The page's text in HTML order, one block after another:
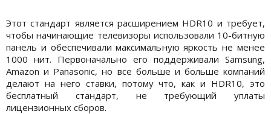
Этот стандарт является расширением HDR10 и требует,
чтобы начинающие телевизоры использовали 10-битную
панель и обеспечивали максимальную яркость не менее
1000 нит. Первоначально его поддерживали Samsung,
Amazon и Panasonic, но все больше и больше компаний
делают на него ставки, потому что, как и HDR10, это
бесплатный стандарт, не требующий уплаты
лицензионных сборов.